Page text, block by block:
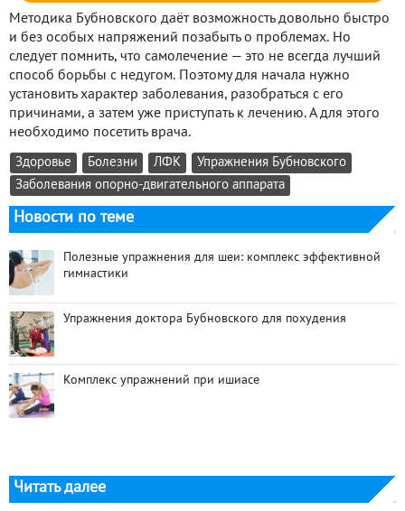
Методика Бубновского даёт возможность довольно быстро
и без особых напряжений позабыть о проблемах. Но
следует помнить, что самолечение — это не всегда лучший
способ борьбы с недугом. Поэтому для начала нужно
установить характер заболевания, разобраться с его
причинами, а затем уже приступать к лечению. А для этого
необходимо посетить врача.
Здоровье Болезни ЛФК
Упражнения Бубновского
Заболевания опорно-двигательного аппарата
Новости по теме
Полезные упражнения для шеи: комплекс эффективной
гимнастики
Упражнения доктора Бубновского для похудения
Комплекс упражнений при ишиасе
Читать далее